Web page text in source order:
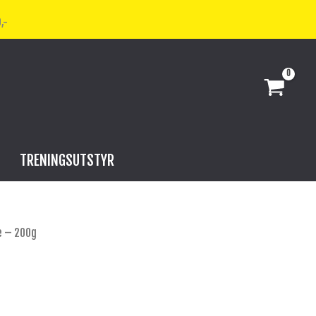
TRENINGSUTSTYR
– 200g